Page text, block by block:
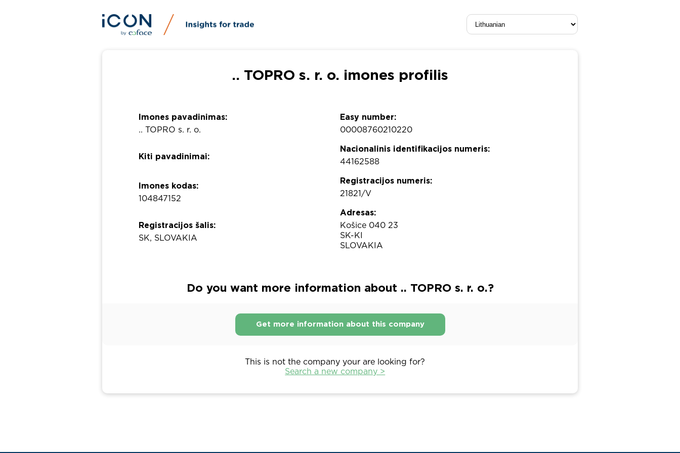
.. TOPRO s. r. o. imones profilis
Imones pavadinimas:
.. TOPRO s. r. o.
Kiti pavadinimai:
Imones kodas:
104847152
Registracijos šalis:
SK, SLOVAKIA
Easy number:
00008760210220
Nacionalinis identifikacijos numeris:
44162588
Registracijos numeris:
21821/V
Adresas:
Košice 040 23
SK-KI
SLOVAKIA
Do you want more information about .. TOPRO s. r. o.?
Get more information about this company
This is not the company your are looking for?
Search a new company >